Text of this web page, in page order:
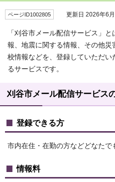
ページID1002805 更新日 2026年6月
「刈谷市メール配信サービス」
報、地震に関する情報、その他
校情報などを、登録していただ
るサービスです。
刈谷市メール配信サービス
登録できる方
市内在住・在勤の方などどなたで
情報料